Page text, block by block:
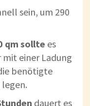
sein, um 290
qm sollte es
einer Ladung
benötigte
dauert es